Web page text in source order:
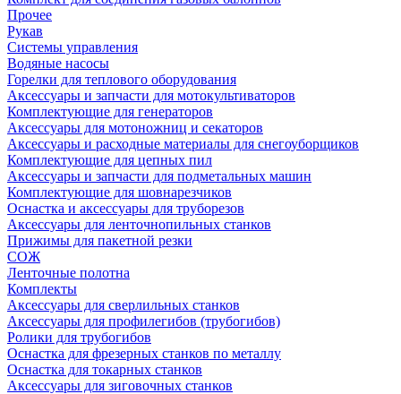
Прочее
Рукав
Системы управления
Водяные насосы
Горелки для теплового оборудования
Аксессуары и запчасти для мотокультиваторов
Комплектующие для генераторов
Аксессуары для мотоножниц и секаторов
Аксессуары и расходные материалы для снегоуборщиков
Комплектующие для цепных пил
Аксессуары и запчасти для подметальных машин
Комплектующие для шовнарезчиков
Оснастка и аксессуары для труборезов
Аксессуары для ленточнопильных станков
Прижимы для пакетной резки
СОЖ
Ленточные полотна
Комплекты
Аксессуары для сверлильных станков
Аксессуары для профилегибов (трубогибов)
Ролики для трубогибов
Оснастка для фрезерных станков по металлу
Оснастка для токарных станков
Аксессуары для зиговочных станков